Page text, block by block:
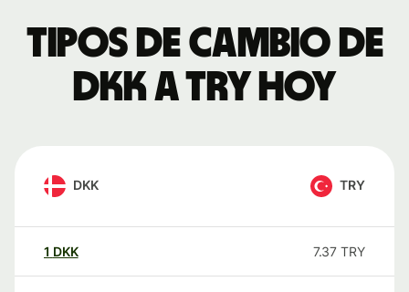
Tipos de cambio de
DKK a TRY hoy
DKK TRY
1 DKK 7.37 TRY